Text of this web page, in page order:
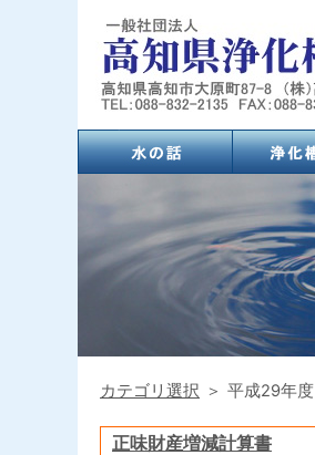
カテゴリ選択 ＞ 平成29年度
正味財産増減計算書